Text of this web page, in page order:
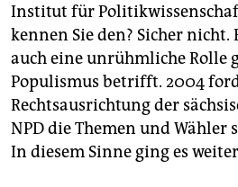
Institut für
kennen Sie den? Sicher
auch eine unrühmliche Rolle
Populismus betrifft. 2004
Rechtsausrichtung der
NPD die Themen und Wähler
In diesem Sinne ging es